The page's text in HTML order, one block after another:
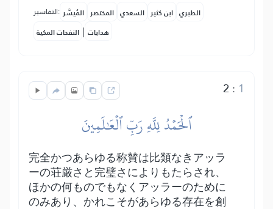
التفاسير: المُيسَّر المختصر السعدي ابن كثير الطبري
النفحات المكية | هدايات
2 : 1
ٱلۡحَمۡدُ لِلَّهِ رَبِّ ٱلۡعَٰلَمِينَ
完全かつあらゆる称賛は比類なきアッラ
ーの荘厳さと完璧さによりもたらされ、
ほかの何ものでもなくアッラーのために
のみあり、かれこそがあらゆる存在を創